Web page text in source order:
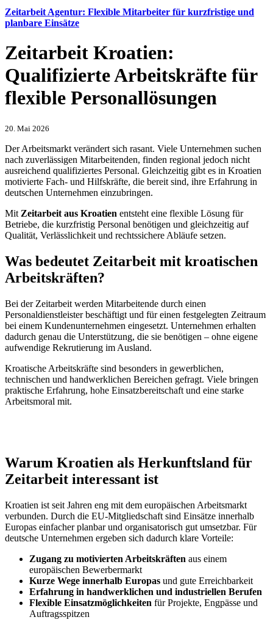
Zeitarbeit Agentur: Flexible Mitarbeiter für kurzfristige und
planbare Einsätze
Zeitarbeit Kroatien:
Qualifizierte Arbeitskräfte für
flexible Personallösungen
20. Mai 2026
Der Arbeitsmarkt verändert sich rasant. Viele Unternehmen suchen
nach zuverlässigen Mitarbeitenden, finden regional jedoch nicht
ausreichend qualifiziertes Personal. Gleichzeitig gibt es in Kroatien
motivierte Fach- und Hilfskräfte, die bereit sind, ihre Erfahrung in
deutschen Unternehmen einzubringen.
Mit Zeitarbeit aus Kroatien entsteht eine flexible Lösung für
Betriebe, die kurzfristig Personal benötigen und gleichzeitig auf
Qualität, Verlässlichkeit und rechtssichere Abläufe setzen.
Was bedeutet Zeitarbeit mit kroatischen
Arbeitskräften?
Bei der Zeitarbeit werden Mitarbeitende durch einen
Personaldienstleister beschäftigt und für einen festgelegten Zeitraum
bei einem Kundenunternehmen eingesetzt. Unternehmen erhalten
dadurch genau die Unterstützung, die sie benötigen – ohne eigene
aufwendige Rekrutierung im Ausland.
Kroatische Arbeitskräfte sind besonders in gewerblichen,
technischen und handwerklichen Bereichen gefragt. Viele bringen
praktische Erfahrung, hohe Einsatzbereitschaft und eine starke
Arbeitsmoral mit.
Warum Kroatien als Herkunftsland für
Zeitarbeit interessant ist
Kroatien ist seit Jahren eng mit dem europäischen Arbeitsmarkt
verbunden. Durch die EU-Mitgliedschaft sind Einsätze innerhalb
Europas einfacher planbar und organisatorisch gut umsetzbar. Für
deutsche Unternehmen ergeben sich dadurch klare Vorteile:
Zugang zu motivierten Arbeitskräften aus einem
europäischen Bewerbermarkt
Kurze Wege innerhalb Europas und gute Erreichbarkeit
Erfahrung in handwerklichen und industriellen Berufen
Flexible Einsatzmöglichkeiten für Projekte, Engpässe und
Auftragsspitzen